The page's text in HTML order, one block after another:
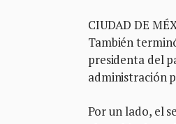
CIUDAD DE
También
presidenta del
administración
Por un lado, el